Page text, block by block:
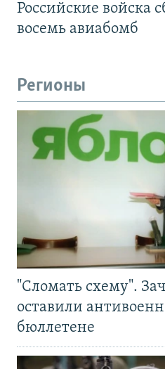
Российские войска
восемь авиабомб
Регионы
"Сломать схему".
оставили
бюллетене